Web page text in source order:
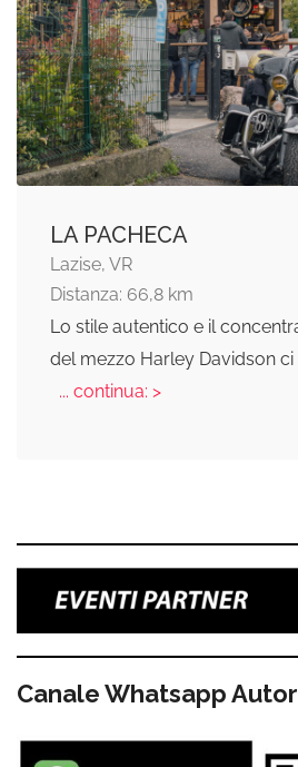
LA PACHECA
Lazise, VR
Distanza: 66,8 km
Lo stile autentico e il
del mezzo Harley Davidson ci
... continua: >
Canale Whatsapp